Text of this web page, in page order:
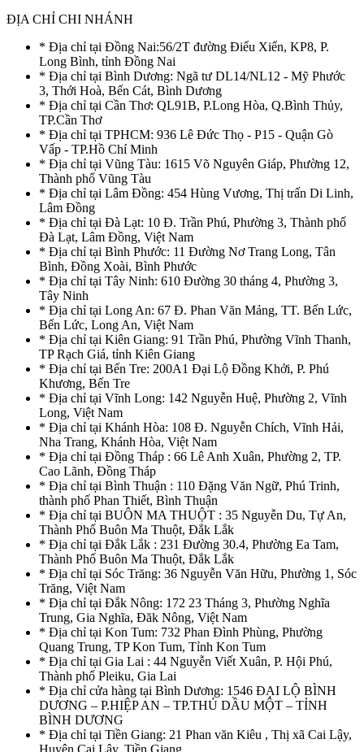
ĐỊA CHỈ CHI NHÁNH
* Địa chỉ tại Đồng Nai:56/2T đường Điểu Xiển, KP8, P.
Long Bình, tỉnh Đồng Nai
* Địa chỉ tại Bình Dương: Ngã tư DL14/NL12 - Mỹ Phước
3, Thới Hoà, Bến Cát, Bình Dương
* Địa chỉ tại Cần Thơ: QL91B, P.Long Hòa, Q.Bình Thủy,
TP.Cần Thơ
* Địa chỉ tại TPHCM: 936 Lê Đức Thọ - P15 - Quận Gò
Vấp - TP.Hồ Chí Minh
* Địa chỉ tại Vũng Tàu: 1615 Võ Nguyên Giáp, Phường 12,
Thành phố Vũng Tàu
* Địa chỉ tại Lâm Đồng: 454 Hùng Vương, Thị trấn Di Linh,
Lâm Đồng
* Địa chỉ tại Đà Lạt: 10 Đ. Trần Phú, Phường 3, Thành phố
Đà Lạt, Lâm Đồng, Việt Nam
* Địa chỉ tại Bình Phước: 11 Đường Nơ Trang Long, Tân
Bình, Đồng Xoài, Bình Phước
* Địa chỉ tại Tây Ninh: 610 Đường 30 tháng 4, Phường 3,
Tây Ninh
* Địa chỉ tại Long An: 67 Đ. Phan Văn Mảng, TT. Bến Lức,
Bến Lức, Long An, Việt Nam
* Địa chỉ tại Kiên Giang: 91 Trần Phú, Phường Vĩnh Thanh,
TP Rạch Giá, tỉnh Kiên Giang
* Địa chỉ tại Bến Tre: 200A1 Đại Lộ Đồng Khởi, P. Phú
Khương, Bến Tre
* Địa chỉ tại Vĩnh Long: 142 Nguyễn Huệ, Phường 2, Vĩnh
Long, Việt Nam
* Địa chỉ tại Khánh Hòa: 108 Đ. Nguyễn Chích, Vĩnh Hải,
Nha Trang, Khánh Hòa, Việt Nam
* Địa chỉ tại Đồng Tháp : 66 Lê Anh Xuân, Phường 2, TP.
Cao Lãnh, Đồng Tháp
* Địa chỉ tại Bình Thuận : 110 Đặng Văn Ngữ, Phú Trinh,
thành phố Phan Thiết, Bình Thuận
* Địa chỉ tại BUÔN MA THUỘT : 35 Nguyễn Du, Tự An,
Thành Phố Buôn Ma Thuột, Đắk Lắk
* Địa chỉ tại Đắk Lắk : 231 Đường 30.4, Phường Ea Tam,
Thành Phố Buôn Ma Thuột, Đắk Lắk
* Địa chỉ tại Sóc Trăng: 36 Nguyễn Văn Hữu, Phường 1, Sóc
Trăng, Việt Nam
* Địa chỉ tại Đắk Nông: 172 23 Tháng 3, Phường Nghĩa
Trung, Gia Nghĩa, Đăk Nông, Việt Nam
* Địa chỉ tại Kon Tum: 732 Phan Đình Phùng, Phường
Quang Trung, TP Kon Tum, Tỉnh Kon Tum
* Địa chỉ tại Gia Lai : 44 Nguyễn Viết Xuân, P. Hội Phú,
Thành phố Pleiku, Gia Lai
* Địa chỉ cửa hàng tại Bình Dương: 1546 ĐẠI LỘ BÌNH
DƯƠNG – P.HIỆP AN – TP.THỦ DẦU MỘT – TỈNH
BÌNH DƯƠNG
* Địa chỉ tại Tiền Giang: 21 Phan văn Kiêu , Thị xã Cai Lậy,